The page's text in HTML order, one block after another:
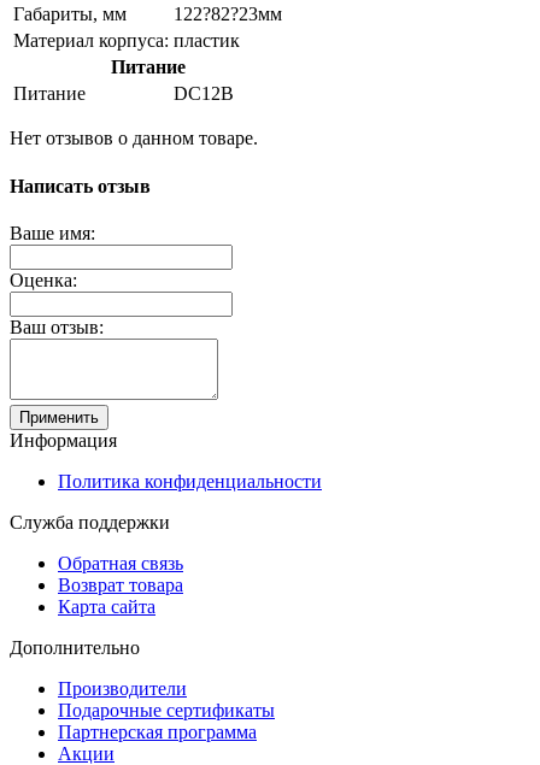
Габариты, мм
122?82?23мм
Материал корпуса: пластик
Питание
Питание
DC12В
Нет отзывов о данном товаре.
Написать отзыв
Ваше имя:
Оценка:
Ваш отзыв:
Применить
Информация
Политика конфиденциальности
Служба поддержки
Обратная связь
Возврат товара
Карта сайта
Дополнительно
Производители
Подарочные сертификаты
Партнерская программа
Акции